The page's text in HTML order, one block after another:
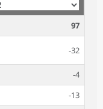
97
-32
-4
-13